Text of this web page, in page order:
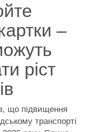
–
ріст
що підвищення
транспорті